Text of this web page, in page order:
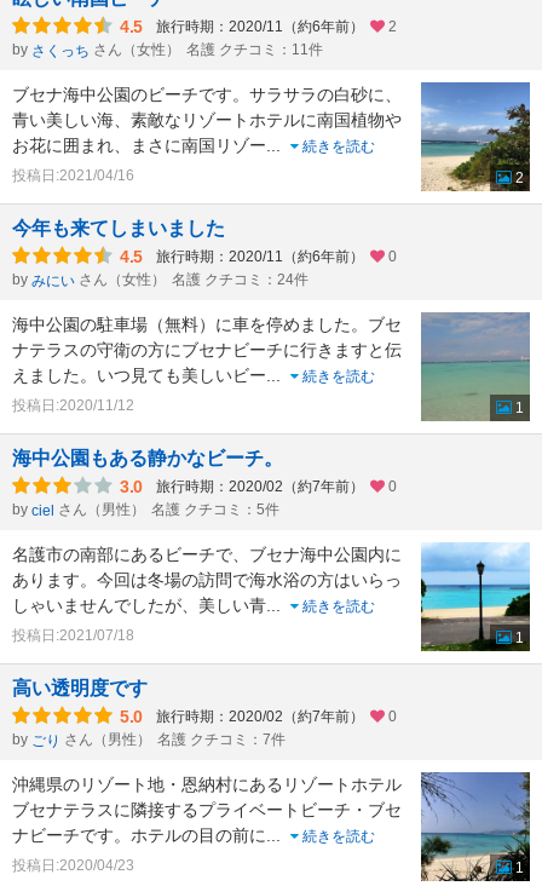
4.5 旅行時期：2020/11（約6年前）
2
by さくっち さん（女性） 名護 クチコミ：11件
ブセナ海中公園のビーチです。サラサラの白砂に、
青い美しい海、素敵なリゾートホテルに南国植物や
お花に囲まれ、まさに南国リゾー
続きを読む
投稿日:2021/04/16
2
今年も来てしまいました
4.5 旅行時期：2020/11（約6年前）
0
by みにい さん（女性） 名護 クチコミ：24件
海中公園の駐車場（無料）に車を停めました。ブセ
ナテラスの守衛の方にブセナビーチに行きますと伝
えました。いつ見ても美しいビー
続きを読む
投稿日:2020/11/12
1
海中公園もある静かなビーチ。
3.0 旅行時期：2020/02（約7年前）
0
by ciel さん（男性） 名護 クチコミ：5件
名護市の南部にあるビーチで、ブセナ海中公園内に
あります。今回は冬場の訪問で海水浴の方はいらっ
しゃいませんでしたが、美しい青
続きを読む
投稿日:2021/07/18
1
高い透明度です
5.0 旅行時期：2020/02（約7年前）
0
by ごり さん（男性） 名護 クチコミ：7件
沖縄県のリゾート地・恩納村にあるリゾートホテル
ブセナテラスに隣接するプライベートビーチ・ブセ
ナビーチです。ホテルの目の前に
続きを読む
投稿日:2020/04/23
1